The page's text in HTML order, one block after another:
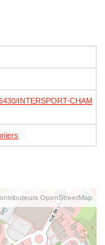
INTERSPORT-CHAM
OpenStreetMap